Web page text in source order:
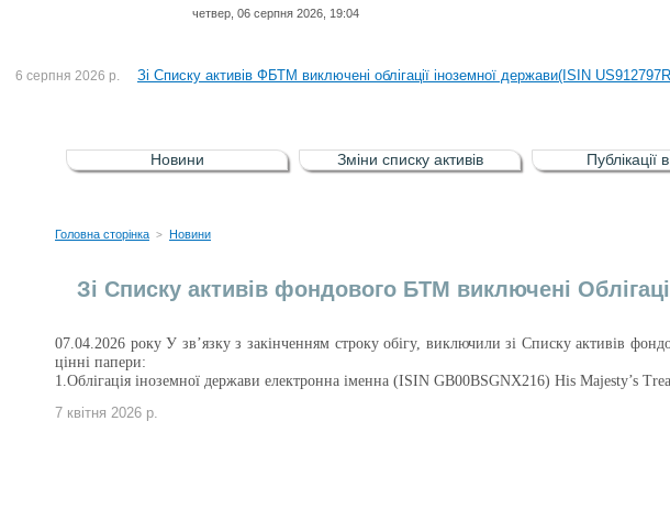
четвер, 06 серпня 2026, 19:04
До Списку активів регульованого фондового ринку (РФР) включена
6 серпня 2026 р. Зі Списку активів ФБТМ виключені облігації іноземної держави(ISIN
5 серпня 2026 р. Зі списку активів РФР виключені Облігація внутрішніх державних позик
4 серпня 2026 р. До Списку активів регульованого фондового ринку (РФР) включена
Новини Зміни списку активів Публікації
Головна сторінка > Новини
Зі Списку активів фондового БТМ виключені
07.04.2026 року У зв’язку з закінченням строку обігу, виключили зі Списку активів
цінні папери:
1.Облігація іноземної держави електронна іменна (ISIN GB00BSGNX216) His
7 квітня 2026 р.